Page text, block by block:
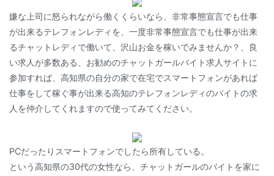
嫌な上司に怒られながら働くくらいなら、非常事態宣言でも仕事
が出来るテレフォンレディを、一度非常事態宣言でも仕事が出来
るチャットレディで働いて、沢山お金を稼いでみませんか？、良
い求人が多数ある、お勧めのチャットガールバイト求人サイトに
参加すれば、高知県の自分の家で在宅でスマートフォンがあれば
仕事をして稼ぐ事が出来る高知のテレフォンレディのバイトの求
人を仲介してくれますので使ってみてください。
PCだったりスマートフォンでしたら所有している。
という高知県の30代の女性なら、チャットガールのバイトを家に